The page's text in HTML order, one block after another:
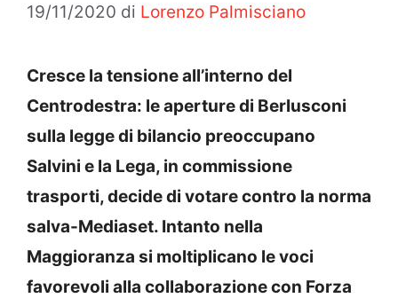
19/11/2020 di Lorenzo Palmisciano
Cresce la tensione all’interno del
Centrodestra: le aperture di Berlusconi
sulla legge di bilancio preoccupano
Salvini e la Lega, in commissione
trasporti, decide di votare contro la norma
salva-Mediaset. Intanto nella
Maggioranza si moltiplicano le voci
favorevoli alla collaborazione con Forza